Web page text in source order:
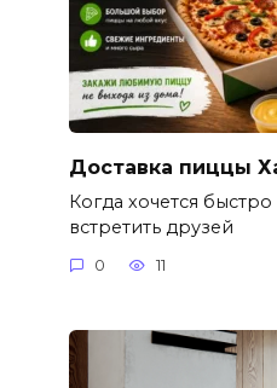
Доставка пиццы
Когда хочется
встретить друзей
0 11